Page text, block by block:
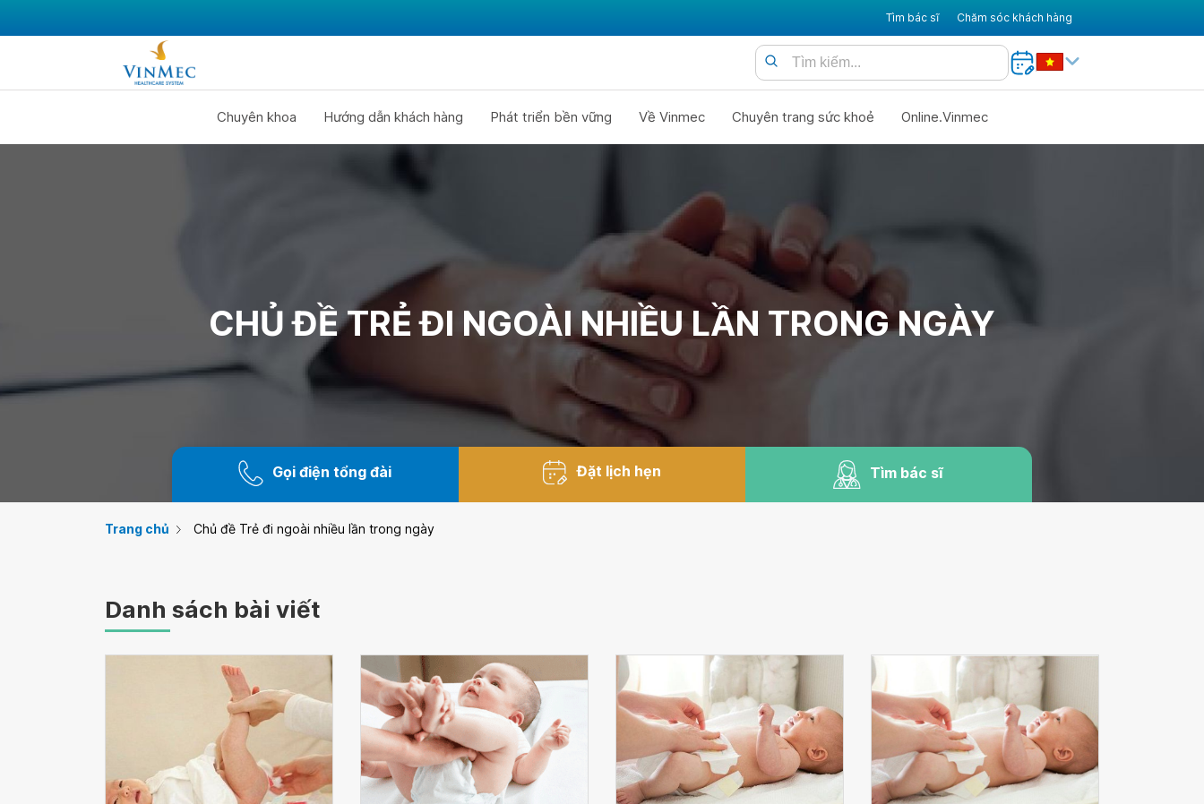
Tìm bác sĩ Chăm sóc khách hàng
Chuyên khoa Hướng dẫn khách hàng Phát triển bền vững Về Vinmec Chuyên trang sức khoẻ Online.Vinmec
CHỦ ĐỀ TRẺ ĐI NGOÀI NHIỀU LẦN TRONG NGÀY
Gọi điện tổng đài Đặt lịch hẹn Tìm bác sĩ
Trang chủ Chủ đề Trẻ đi ngoài nhiều lần trong ngày
Danh sách bài viết